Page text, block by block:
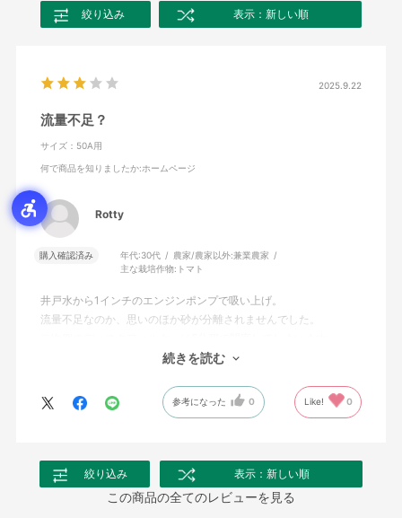
絞り込み 表示：新しい順
2025.9.22
流量不足？
サイズ：50A用
何で商品を知りましたか:ホームページ
Rotty
購入確認済み 年代:30代 農家/農家以外:兼業農家
主な栽培作物: トマト
井戸水から1インチのエンジンポンプで吸い上げ。
流量不足なのか、思いのほか砂が分離されませんでした。
続きを読む
参考になった 0 Like! 0
絞り込み 表示：新しい順
この商品の全てのレビューを見る